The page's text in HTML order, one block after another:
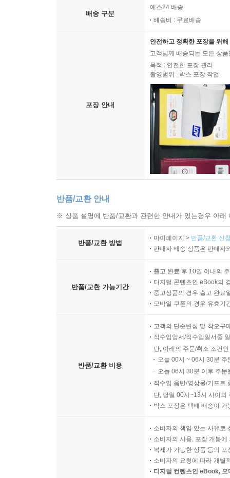
배송 구분
예스24 배송
배송비 : 무료배송
포장 안내
안전하고 정확한 포장을 위
고객님께 배송되는 모든 상
목적 : 안전한 포장 관리
촬영범위 : 박스 포장 작업
반품/교환 안내
※ 상품 설명에 반품/교환과 관련한 안내가 있는경우 아
반품/교환 방법
마이페이지 > 반품/교환 신
판매자 배송 상품은 판매자
반품/교환 가능기간
출고 완료 후 10일 이내의
디지털 콘텐츠인 eBook의
중고상품의 경우 출고 완료
모바일 쿠폰의 경우 유효기
반품/교환 비용
고객의 단순변심 및 착오구
직수입양서/직수입일서중
단, 아래의 주문/취소 조건
오늘 00시 ~ 06시 30분
오늘 06시 30분 이후 주
직수입 음반/영상물/기프트
단, 당일 00시~13시 사이의
박스 포장은 택배 배송이
소비자의 책임 있는 사유로
소비자의 사용, 포장 개봉
복제가 가능한 상품 등의
소비자의 요청에 따라 개별
디지털 컨텐츠인 eBook,